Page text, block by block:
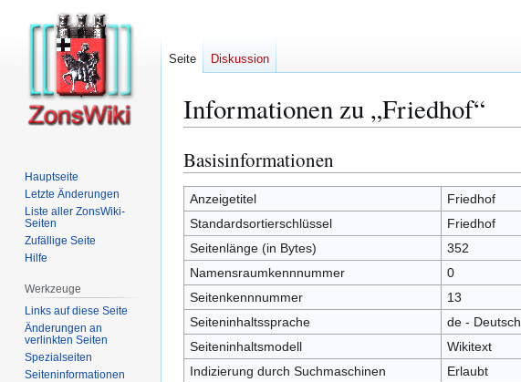
Informationen zu „Friedhof“
Zur
Navigation
springen
Zur
Suche
springen
Basisinformationen
Anzeigetitel
Friedhof
Standardsortierschlüssel
Friedhof
Seitenlänge (in Bytes)
352
Namensraumkennnummer
0
Seitenkennnummer
13
Seiteninhaltssprache
de - Deutsch
Seiteninhaltsmodell
Wikitext
Indizierung durch Suchmaschinen
Erlaubt
Seite Diskussion
Hauptseite
Letzte Änderungen
Liste aller ZonsWiki-
Seiten
Zufällige Seite
Hilfe
Werkzeuge
Links auf diese Seite
Änderungen an
verlinkten Seiten
Spezialseiten
Seiten­­informationen